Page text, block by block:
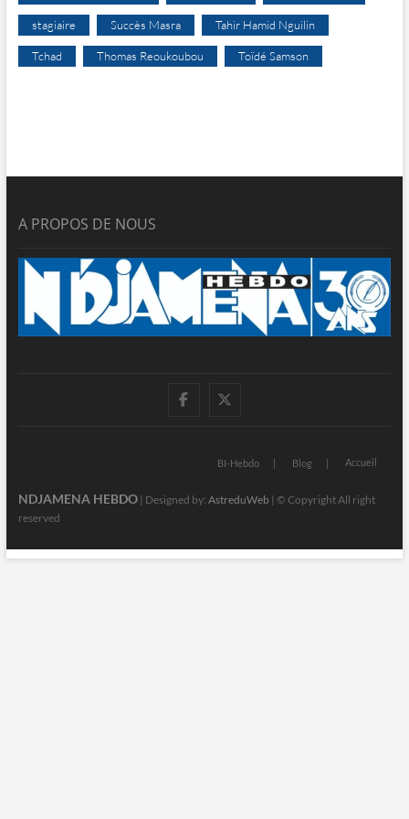
stagiaire Succès Masra Tahir Hamid Nguilin
Tchad Thomas Reoukoubou Toïdé Samson
A PROPOS DE NOUS
facebook
BI-Hebdo Blog Accueil
NDJAMENA HEBDO| Designed by: AstreduWeb | © Copyright All right
reserved